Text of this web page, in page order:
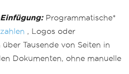
Programmatische*
, Logos oder
Tausende von Seiten in
Dokumenten, ohne manuelle